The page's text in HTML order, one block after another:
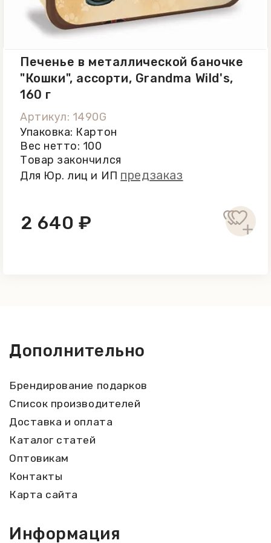
вскрытия упаковки хранить в
герметичном контейнере и
Печенье в металлической баночке
"Кошки", ассорти, Grandma Wild's,
160 г
Артикул: 1490G
Упаковка: Картон
Вес нетто: 100
Товар закончился
Для Юр. лиц и ИП предзаказ
2 640 ₽
Дополнительно
Брендирование подарков
Список производителей
Доставка и оплата
Каталог статей
Оптовикам
Контакты
Карта сайта
Информация